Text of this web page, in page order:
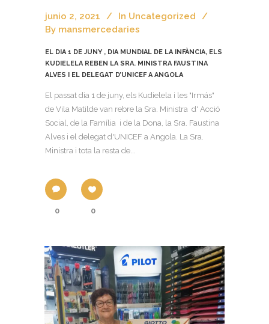
junio 2, 2021 In Uncategorized
By mansmercedaries
EL DIA 1 DE JUNY , DIA MUNDIAL DE LA INFÀNCIA, ELS
KUDIELELA REBEN LA SRA. MINISTRA FAUSTINA
ALVES I EL DELEGAT D’UNICEF A ANGOLA
El passat dia 1 de juny, els Kudielela i les "Irmás"
de Vila Matilde van rebre la Sra. Ministra d' Acció
Social, de la Família i de la Dona, la Sra. Faustina
Alves i el delegat d'UNICEF a Angola. La Sra.
Ministra i tota la resta de...
0 0